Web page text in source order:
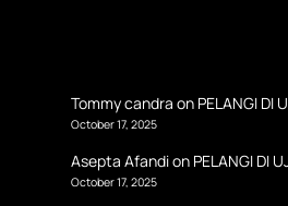
Tommy candra on PELANGI DI
October 17, 2025
Asepta Afandion PELANGI DI
October 17, 2025